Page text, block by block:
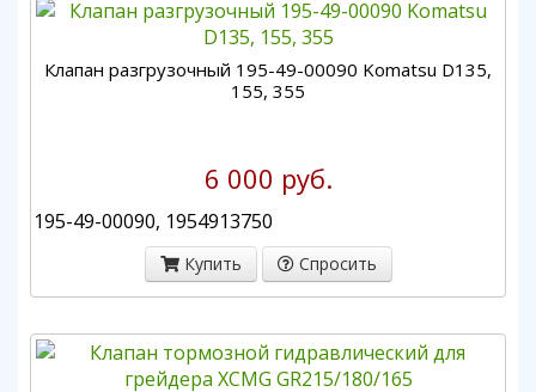
Клапан разгрузочный 195-49-00090 Komatsu D135,
155, 355
6 000 руб.
195-49-00090, 1954913750
Купить Спросить